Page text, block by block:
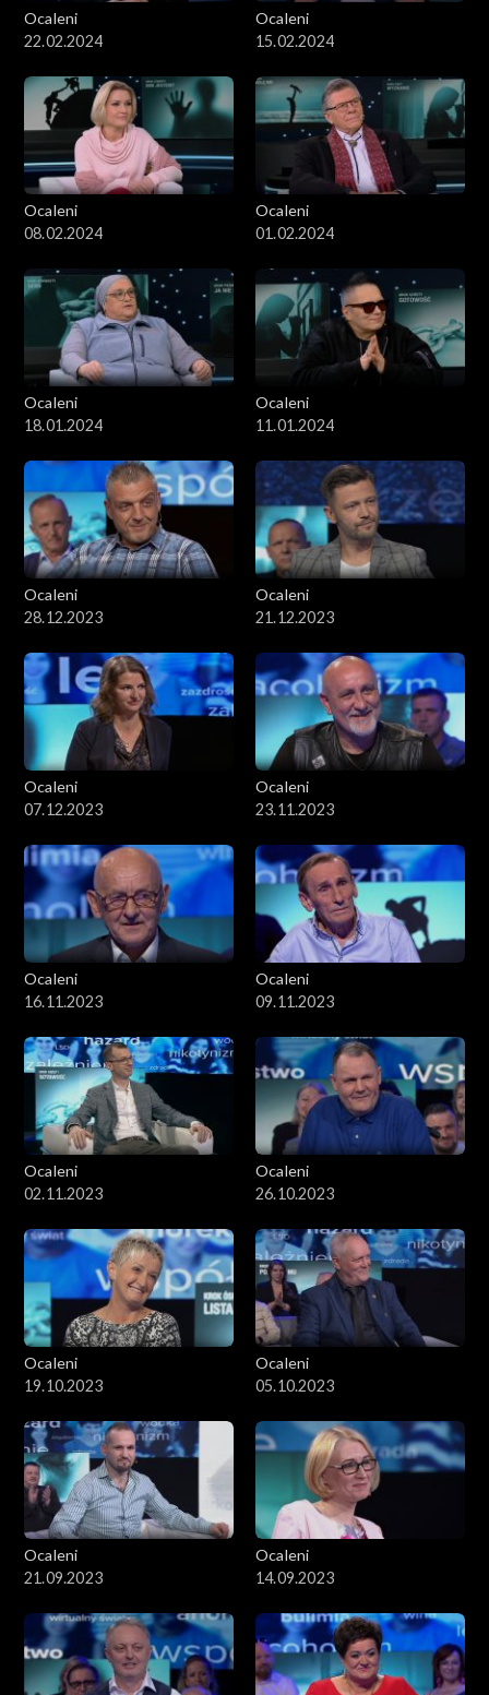
Ocaleni
22.02.2024
Ocaleni
15.02.2024
Ocaleni
08.02.2024
Ocaleni
01.02.2024
Ocaleni
18.01.2024
Ocaleni
11.01.2024
Ocaleni
28.12.2023
Ocaleni
21.12.2023
Ocaleni
07.12.2023
Ocaleni
23.11.2023
Ocaleni
16.11.2023
Ocaleni
09.11.2023
Ocaleni
02.11.2023
Ocaleni
26.10.2023
Ocaleni
19.10.2023
Ocaleni
05.10.2023
Ocaleni
21.09.2023
Ocaleni
14.09.2023